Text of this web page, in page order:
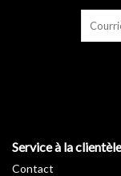
Épaisseur du film: 75
Service à la clientèle
Contact